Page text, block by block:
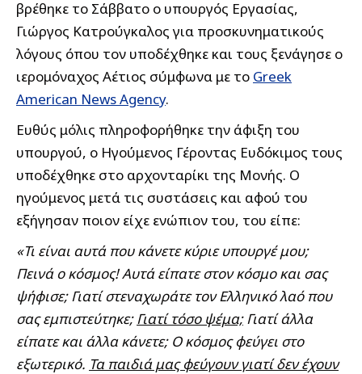
βρέθηκε το Σάββατο ο υπουργός Εργασίας,
Γιώργος Κατρούγκαλος για προσκυνηματικούς
λόγους όπου τον υποδέχθηκε και τους ξενάγησε ο
ιερομόναχος Αέτιος σύμφωνα με το Greek
American News Agency.
Ευθύς μόλις πληροφορήθηκε την άφιξη του
υπουργού, ο Ηγούμενος Γέροντας Ευδόκιμος τους
υποδέχθηκε στο αρχονταρίκι της Μονής. Ο
ηγούμενος μετά τις συστάσεις και αφού του
εξήγησαν ποιον είχε ενώπιον του, του είπε:
«Τι είναι αυτά που κάνετε κύριε υπουργέ μου;
Πεινά ο κόσμος! Αυτά είπατε στον κόσμο και σας
ψήφισε; Γιατί στεναχωράτε τον Ελληνικό λαό που
σας εμπιστεύτηκε;Γιατί τόσο ψέμα;Γιατί άλλα
είπατε και άλλα κάνετε; Ο κόσμος φεύγει στο
εξωτερικό. Τα παιδιά μας φεύγουν γιατί δεν έχουν